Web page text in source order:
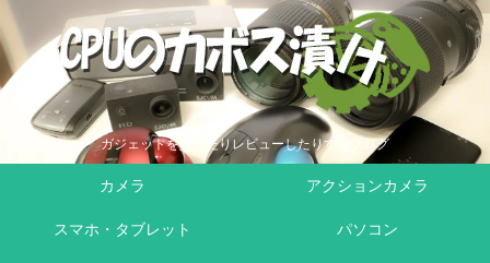
ガジェットを買ったりレビューしたりするブログ
カメラ アクションカメラ
スマホ・タブレット パソコン